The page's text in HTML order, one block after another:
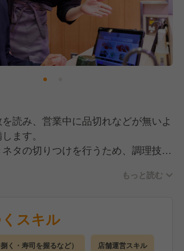
読み、営業中に品切れなどが無いよ
ます。
タの切りつけを行うため、調理技術
た商品をスピーディーに作ります。
お刺身の盛り合わせを作ることも！
を握れるようになったら一人前です！
もっと読む
スキル
く・寿司を握るなど） 店舗運営スキル